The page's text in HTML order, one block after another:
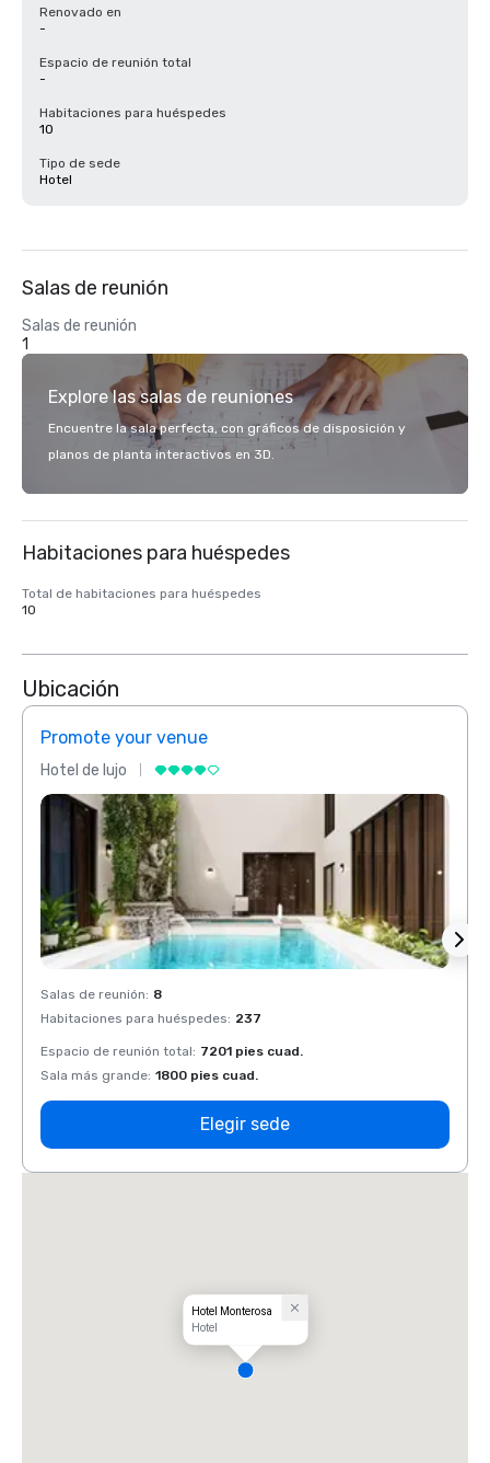
Renovado en
-
Espacio de reunión total
-
Habitaciones para huéspedes
10
Tipo de sede
Hotel
Salas de reunión
Salas de reunión
1
Explore las salas de reuniones
Encuentre la sala perfecta, con gráficos de disposición y
planos de planta interactivos en 3D.
Habitaciones para huéspedes
Total de habitaciones para huéspedes
10
Ubicación
Promote your venue
Hotel de lujo
Salas de reunión: 8
Habitaciones para huéspedes: 237
Espacio de reunión total: 7201 pies cuad.
Sala más grande: 1800 pies cuad.
Elegir sede
Hotel Monterosa
Hotel